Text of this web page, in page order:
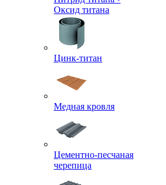
Оксид титана
Цинк-титан
Медная кровля
Цементно-песчаная
черепица